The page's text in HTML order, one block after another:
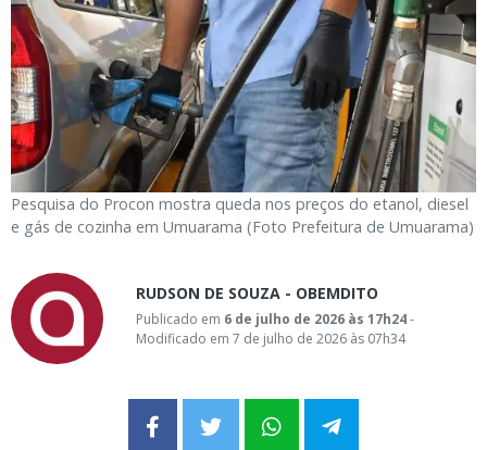
Pesquisa do Procon mostra queda nos preços do etanol, diesel
e gás de cozinha em Umuarama (Foto Prefeitura de Umuarama)
RUDSON DE SOUZA - OBEMDITO
Publicado em 6 de julho de 2026 às 17h24-
Modificado em 7 de julho de 2026 às 07h34